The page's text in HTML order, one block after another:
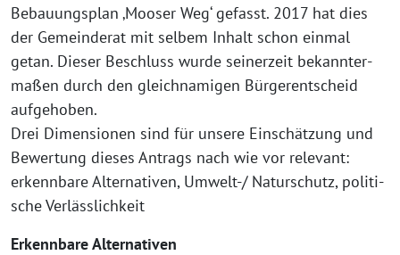
Bebauungsplan ‚Mooser Weg‘ gefasst. 2017 hat dies
der Gemeinderat mit sel­bem Inhalt schon ein­mal
getan. Dieser Beschluss wur­de sei­ner­zeit bekann­ter­
ma­ßen durch den gleich­na­mi­gen Bürgerentscheid
auf­ge­ho­ben.
Drei Dimensionen sind für unse­re Einschätzung und
Bewertung die­ses Antrags nach wie vor rele­vant:
erkenn­ba­re Alternativen, Umwelt-/ Naturschutz, poli­ti­
sche Verlässlichkeit
Erkennbare Alternativen